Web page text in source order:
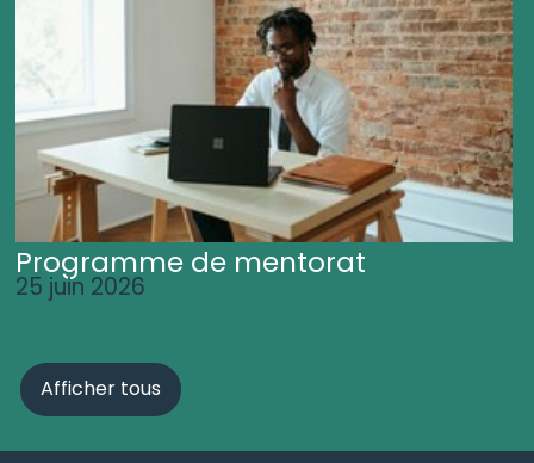
Programme de mentorat
25 juin 2026
Afficher tous